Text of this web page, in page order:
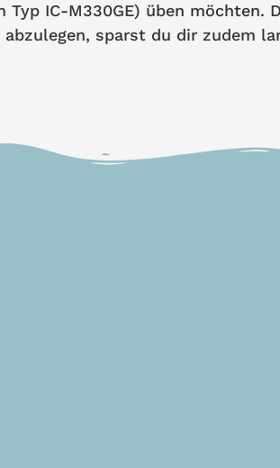
IC-M330GE) üben
sparst du dir zudem